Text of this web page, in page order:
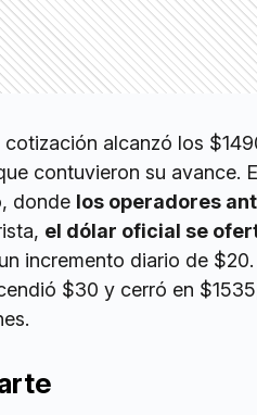
alcanzó los
contuvieron su avance.
donde los operadores
el dólar oficial se
incremento diario de
$30 y cerró en